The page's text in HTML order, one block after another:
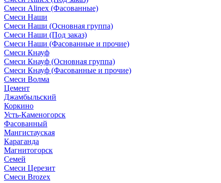
Смеси Alinex (Фасованные)
Смеси Наши
Смеси Наши (Основная группа)
Смеси Наши (Под заказ)
Смеси Наши (Фасованные и прочие)
Смеси Кнауф
Смеси Кнауф (Основная группа)
Смеси Кнауф (Фасованные и прочие)
Смеси Волма
Цемент
Джамбыльский
Коркино
Усть-Каменогорск
Фасованный
Мангистауская
Караганда
Магнитогорск
Семей
Смеси Церезит
Смеси Brozex